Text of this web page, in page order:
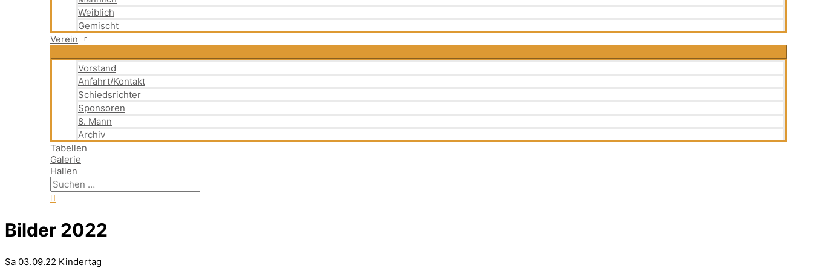
Weiblich
Gemischt
Verein
Vorstand
Anfahrt/Kontakt
Schiedsrichter
Sponsoren
8. Mann
Archiv
Tabellen
Galerie
Hallen
Bilder 2022
Sa 03.09.22 Kindertag